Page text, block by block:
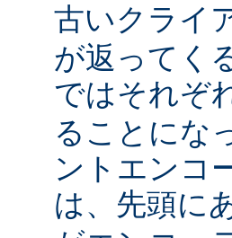
古いクライ
が返ってく
ではそれぞ
ることにな
ントエンコ
は、先頭に